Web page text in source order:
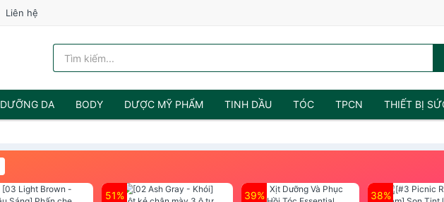
Liên hệ
DƯỠNG DA BODY DƯỢC MỸ PHẨM TINH DẦU TÓC TPCN THIẾT BỊ
51% 39% 38%